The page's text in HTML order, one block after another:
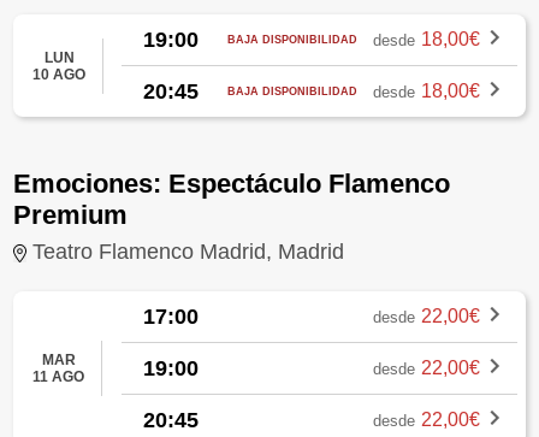
LUN
10 AGO
19:00 BAJA DISPONIBILIDAD desde 18,00€
20:45 BAJA DISPONIBILIDAD desde 18,00€
Emociones: Espectáculo Flamenco
Premium
Teatro Flamenco Madrid, Madrid
MAR
11 AGO
17:00 desde 22,00€
19:00 desde 22,00€
20:45 desde 22,00€